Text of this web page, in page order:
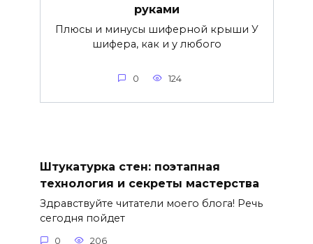
руками
Плюсы и минусы шиферной крыши У
шифера, как и у любого
0 124
Штукатурка стен: поэтапная
технология и секреты мастерства
Здравствуйте читатели моего блога! Речь
сегодня пойдет
0 206